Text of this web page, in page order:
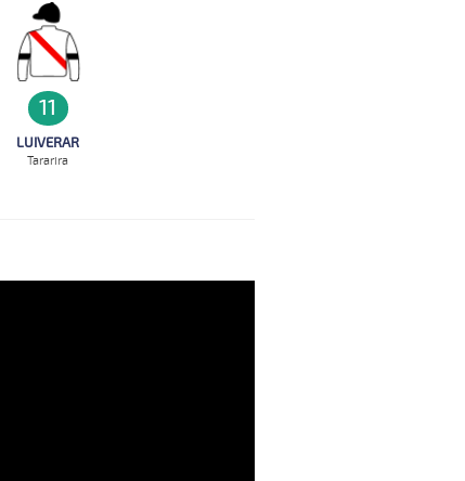
11
LUIVERAR
Tararira